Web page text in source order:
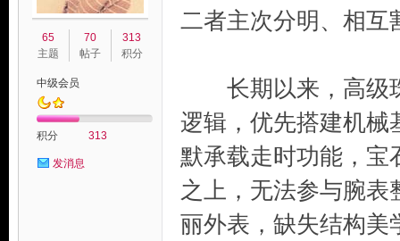
65
主题
70
帖子
313
积分
中级会员
积分 313
发消息
二者主次分明、相互
长期以来，高级珠
逻辑，优先搭建机械
默承载走时功能，宝
之上，无法参与腕表
丽外表，缺失结构美